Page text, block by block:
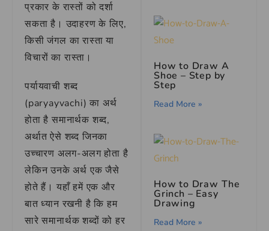
प्रकार के रास्तों को दर्शा
सकता है। उदाहरण के लिए,
किसी जंगल का रास्ता या
विचारों का रास्ता।
पर्यायवाची शब्द
(paryayvachi) का अर्थ
होता है समानार्थक शब्द,
अर्थात ऐसे शब्द जिनका
उच्चारण अलग-अलग होता है
लेकिन उनके अर्थ एक जैसे
होते हैं। यहाँ हमें एक और
बात ध्यान रखनी है कि हम
सारे समानार्थक शब्दों को हर
How to Draw A
Shoe – Step by
Step
Read More »
How to Draw The
Grinch – Easy
Drawing
Read More »